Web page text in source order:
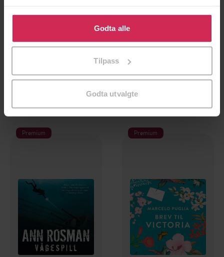
Klikk på «Godta alle» for å gi oss ditt samtykke til å
bruke cookies for alle disse formålene. Du kan også
tilpasse ditt samtykke til spesifikke formål ved å klikke
Godta alle
Tilpass
Godta utvalgte
Ann Rosman
Manuskriptet fra Accra
Paulo Coelho
Premium Premium